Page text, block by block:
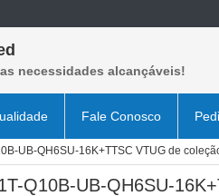
necessidades alcançáveis!
Fale Conosco
UB-QH6SU-16K+TTSC VTUG de
Q10B-UB-QH6SU-